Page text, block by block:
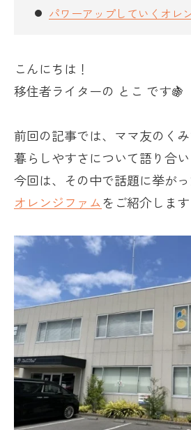
パワーアップしていくオレ
こんにちは！
移住者ライターの とこ です🍇
前回の記事では、ママ友のく
暮らしやすさについて語り合い
今回は、その中で話題に挙が
オレンジファムをご紹介します